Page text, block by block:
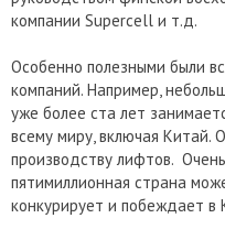
компании Supercell и т.д.
Особенно полезными были
компаний. Например,
уже более ста лет
всему миру, включая
производству лифтов.
пятимиллионная страна
конкурирует и побеждает в